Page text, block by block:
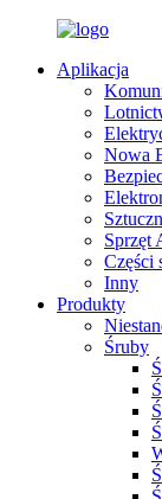
Aplikacja
Nowa
Sprzęt
Części
Inny
Produkty
Śruby